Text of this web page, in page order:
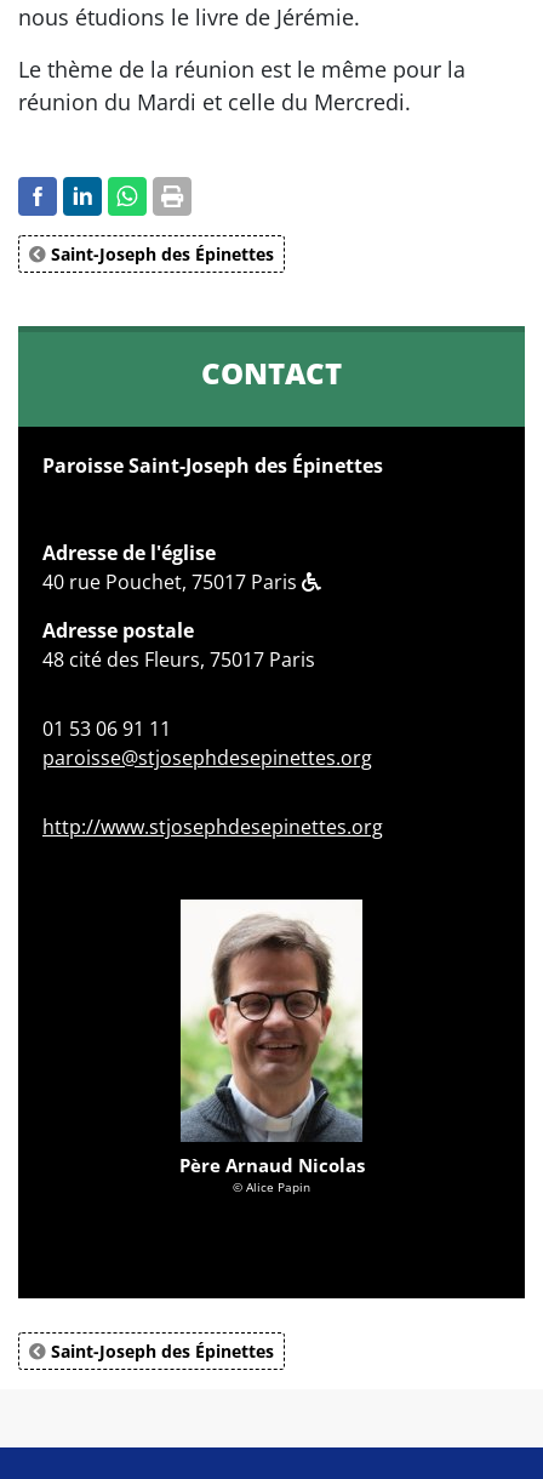
nous étudions le livre de Jérémie.
Le thème de la réunion est le même pour la
réunion du Mardi et celle du Mercredi.
Saint-Joseph des Épinettes
CONTACT
Paroisse Saint-Joseph des Épinettes
Adresse de l'église
40 rue Pouchet, 75017 Paris
Adresse postale
48 cité des Fleurs, 75017 Paris
01 53 06 91 11
paroisse@stjosephdesepinettes.org
http://www.stjosephdesepinettes.org
Père Arnaud Nicolas
© Alice Papin
Saint-Joseph des Épinettes